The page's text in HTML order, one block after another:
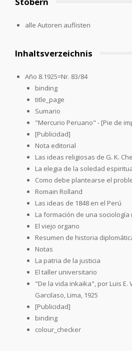
alle Autoren auflisten
Inhaltsverzeichnis
Año 8.1925=Nr. 83/84
binding
title_page
Sumario
"Mercurio Peruano" - [Pie de
[Publicidad]
Nota editorial
Las ideas religiosas de G. K.
La elegia de la soledad
Como debe plantearse el
Romain Rolland
Las ideas de 1848 en el Perú
La formación de una sociología
El viejo organo
Resumen de historia
Notas
La patria de la justicia
El taller universitario
"De la vida inkaika", por Luis E.
Garcilaso, Lima, 1925
[Publicidad]
binding
colour_checker